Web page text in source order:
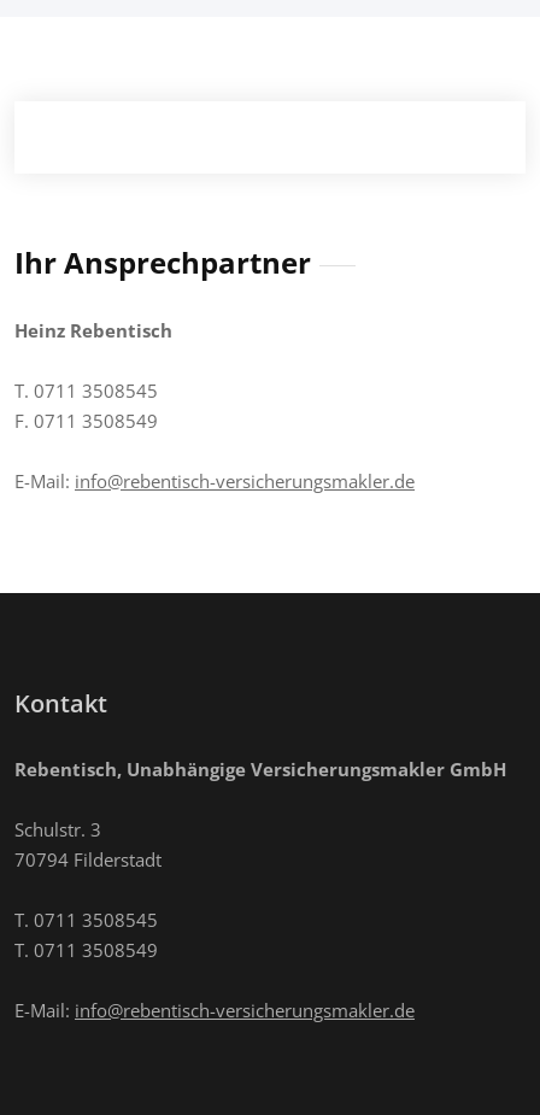
Ihr Ansprechpartner
Heinz Rebentisch
T. 0711 3508545
F. 0711 3508549
E-Mail: info@rebentisch-versicherungsmakler.de
Kontakt
Rebentisch, Unabhängige Versicherungsmakler GmbH
Schulstr. 3
70794 Filderstadt
T. 0711 3508545
T. 0711 3508549
E-Mail: info@rebentisch-versicherungsmakler.de